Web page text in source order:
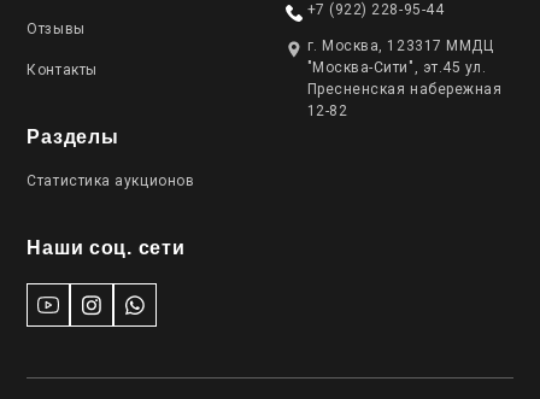
Отзывы
Контакты
Разделы
Статистика аукционов
Наши соц. сети
+7 (922) 228-95-44
г. Москва, 123317 ММДЦ
"Москва-Сити", эт.45 ул.
Пресненская набережная
12-82